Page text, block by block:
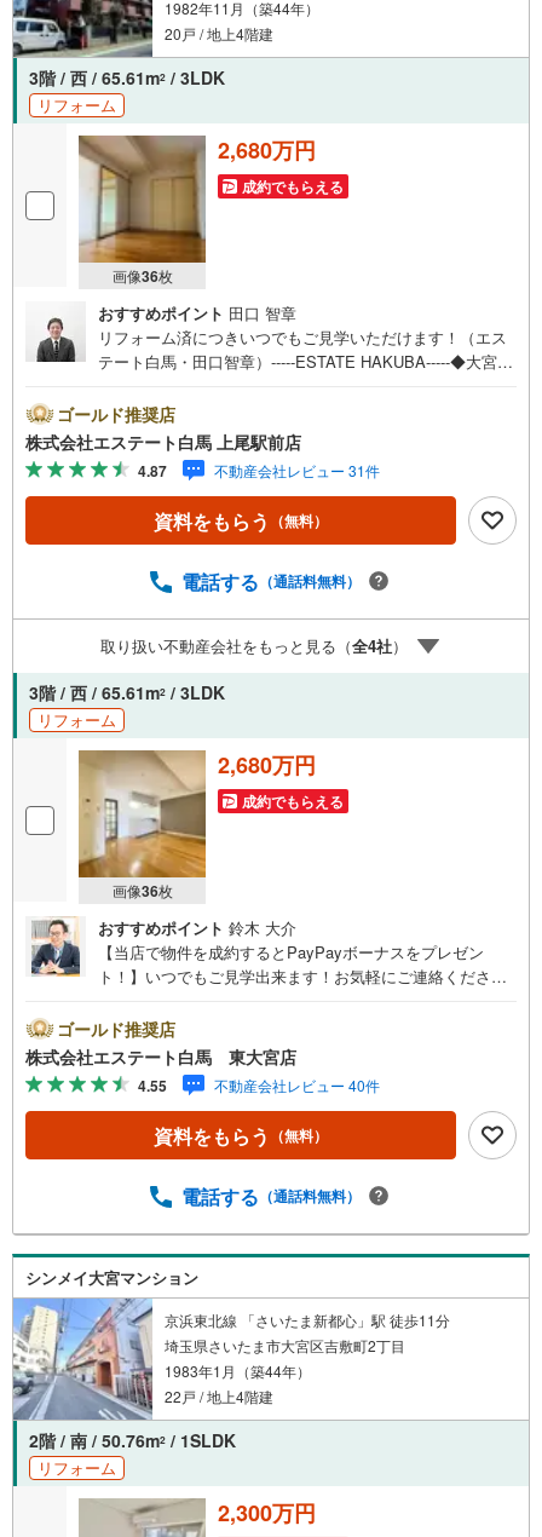
1982年11月（築44年）
20戸 / 地上4階建
3階 / 西 / 65.61m2 / 3LDK
リフォーム
画像36枚
2,680万円
成約でもらえる
おすすめポイント 田口 智章
リフォーム済につきいつでもご見学いただけます！（エス
テート白馬・田口智章）-----ESTATE HAKUBA-----◆大宮
可能！お車でも電車でもアクセスしやすい店舗です！◆当
日のご見学もお任せください！お客様のご都合に合わせて
鍵の手配を致します。◆駅やご自宅への送迎も承ります！
ご見学前後にご予定を入れられます。◆FP相談が無料で何
度でもご利用可能です！客観的な視点から資金計画を検証
できます。◆年中無休、いつでもお客様の第一歩に即対応
す。◆火災保険は団体割引、お引越しは提携割引あり！鍵
暮らしやすいエリアです。（自己紹介）三代目大宮っ子で
す。お客様の大切なマイホーム探しに誠意を持って対応致
します。（エステート白馬・田口智章）
ゴールド推奨店
株式会社エステート白馬 上尾駅前店
4.87 不動産会社レビュー 31件
資料をもらう （無料）
電話する （通話料無料）
取り扱い不動産会社をもっと見る（全4社）
3階 / 西 / 65.61m2 / 3LDK
リフォーム
画像36枚
2,680万円
成約でもらえる
おすすめポイント 鈴木 大介
【当店で物件を成約するとPayPayボーナスをプレゼン
ト！】いつでもご見学出来ます！お気軽にご連絡くださ
来店しやすい店舗です。お気軽にお立ち寄り下さい。～人
気のリモート見学・リモート相談サービス～・小さいお子
様や家事で外出できない、天気が悪く外出したくない時・L
INEやZOOMなど無料のアプリですぐにご利用いただけま
す・リモート見学はスタッフがご興味ある物件の現地から
映像をお届けします・写真では伝わりにくい「空気感」や
しっかり確認できます・リモート相談は第三者による住宅
対1で・バーチャル背景でプライバシーも安心・忙しいパー
トナーに変わって予め確認も・別々の場所から家族みんな
で参加もできます・お気軽にご相談下さい～営業時間～9:3
0～18:30こちらのお時間でしたらお電話でのお問合せがス
ムーズですお気軽にお問合せください
ゴールド推奨店
株式会社エステート白馬 東大宮店
4.55 不動産会社レビュー 40件
資料をもらう （無料）
電話する （通話料無料）
シンメイ大宮マンション
京浜東北線 「さいたま新都心」駅 徒歩11分
埼玉県さいたま市大宮区吉敷町2丁目
1983年1月（築44年）
22戸 / 地上4階建
2階 / 南 / 50.76m2 / 1SLDK
リフォーム
2,300万円